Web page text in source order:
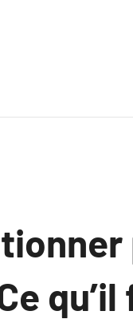
qu’il